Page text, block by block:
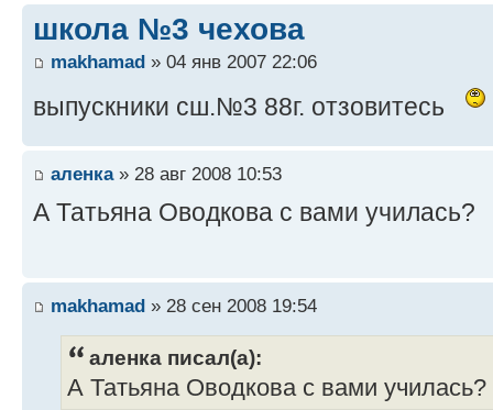
школа №3 чехова
makhamad » 04 янв 2007 22:06
выпускники сш.№3 88г. отзовитесь
аленка» 28 авг 2008 10:53
А Татьяна Оводкова с вами училась?
makhamad » 28 сен 2008 19:54
аленка писал(а):
А Татьяна Оводкова с вами училась?